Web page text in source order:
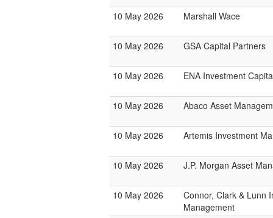
10 May 2026 Marshall Wace
10 May 2026 GSA Capital Partners
10 May 2026 ENA Investment
10 May 2026 Abaco Asset
10 May 2026 Artemis Investment
10 May 2026 J.P. Morgan Asset
10 May 2026
Connor, Clark & Lunn
Management